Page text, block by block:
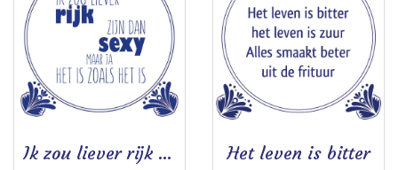
Ik zou liever rijk zijn dan sexy - Tegeltje Het leven is bitter